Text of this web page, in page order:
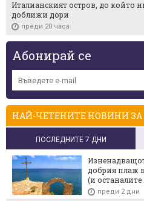
Италианският остров, до който
доближи дори
преди 20 часа
Абонирай се
НАЙ-ЧЕТЕНИТЕ НОВИНИ ЗА
ПОСЛЕДНИТЕ 7 ДНИ
добрия плаж
(и останалите
преди 2 дни